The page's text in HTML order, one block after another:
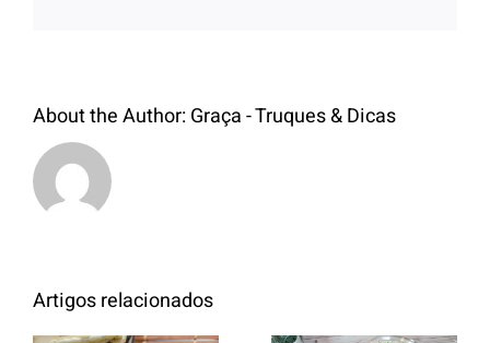
About the Author:Graça - Truques & Dicas
Artigos relacionados